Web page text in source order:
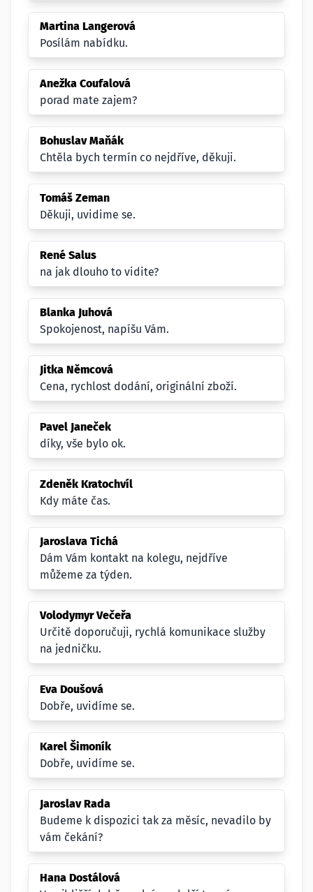
Martina Langerová
Posílám nabídku.
Anežka Coufalová
porad mate zajem?
Bohuslav Maňák
Chtěla bych termín co nejdříve, děkuji.
Tomáš Zeman
Děkuji, uvidime se.
René Salus
na jak dlouho to vidite?
Blanka Juhová
Spokojenost, napíšu Vám.
Jitka Němcová
Cena, rychlost dodání, originální zboží.
Pavel Janeček
díky, vše bylo ok.
Zdeněk Kratochvíl
Kdy máte čas.
Jaroslava Tichá
Dám Vám kontakt na kolegu, nejdříve
můžeme za týden.
Volodymyr Večeřa
Určitě doporučuji, rychlá komunikace služby
na jedničku.
Eva Doušová
Dobře, uvidíme se.
Karel Šimoník
Dobře, uvidíme se.
Jaroslav Rada
Budeme k dispozici tak za měsíc, nevadilo by
vám čekání?
Hana Dostálová